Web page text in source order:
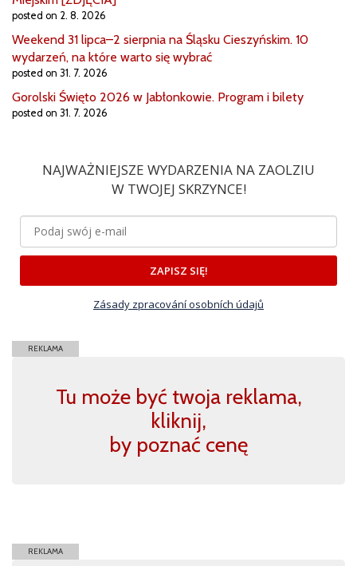
posted on 2. 8. 2026
Weekend 31 lipca–2 sierpnia na Śląsku Cieszyńskim. 10
wydarzeń, na które warto się wybrać
posted on 31. 7. 2026
Gorolski Święto 2026 w Jabłonkowie. Program i bilety
posted on 31. 7. 2026
NAJWAŻNIEJSZE WYDARZENIA NA ZAOLZIU
W TWOJEJ SKRZYNCE!
ZAPISZ SIĘ!
Zásady zpracování osobních údajů
REKLAMA
Tu może być twoja reklama,
kliknij,
by poznać cenę
REKLAMA